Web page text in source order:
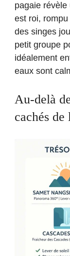
pagaie révèle
est roi, rompu
des singes
petit groupe
idéalement
eaux sont
Au-delà
cachés